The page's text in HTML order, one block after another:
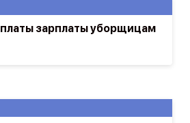
зарплаты уборщицам